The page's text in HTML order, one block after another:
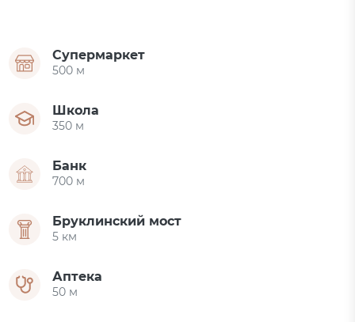
Супермаркет
500 м
Школа
350 м
Банк
700 м
Бруклинский мост
5 км
Аптека
50 м